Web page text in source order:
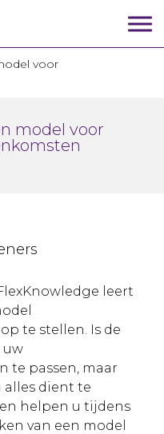
voor
model voor
leert
te stellen. Is de
uw
te passen, maar
alles dient te
helpen u tijdens
van een model